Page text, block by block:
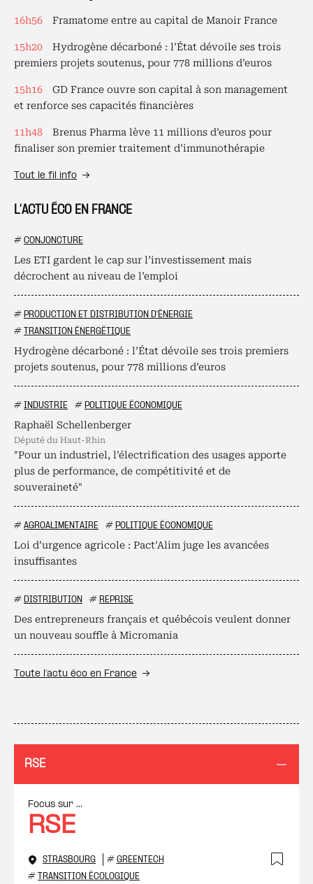
16h56 Framatome entre au capital de Manoir France
15h20
Hydrogène décarboné : l’État dévoile ses trois
premiers projets soutenus, pour 778 millions d’euros
15h16
GD France ouvre son capital à son management
et renforce ses capacités financières
11h48
Brenus Pharma lève 11 millions d’euros pour
finaliser son premier traitement d’immunothérapie
Tout le fil info
L’ACTU ÉCO EN FRANCE
# CONJONCTURE
Les ETI gardent le cap sur l’investissement mais
décrochent au niveau de l’emploi
# PRODUCTION ET DISTRIBUTION D'ÉNERGIE
# TRANSITION ÉNERGÉTIQUE
Hydrogène décarboné : l’État dévoile ses trois premiers
projets soutenus, pour 778 millions d’euros
# INDUSTRIE # POLITIQUE ÉCONOMIQUE
Raphaël Schellenberger
député du Haut-Rhin
"Pour un industriel, l’électrification des usages apporte
plus de performance, de compétitivité et de
souveraineté"
# AGROALIMENTAIRE # POLITIQUE ÉCONOMIQUE
Loi d’urgence agricole : Pact’Alim juge les avancées
insuffisantes
# DISTRIBUTION # REPRISE
Des entrepreneurs français et québécois veulent donner
un nouveau souffle à Micromania
Toute l’actu éco en France
RSE
Focus sur ...
RSE
STRASBOURG # GREENTECH
# TRANSITION ÉCOLOGIQUE